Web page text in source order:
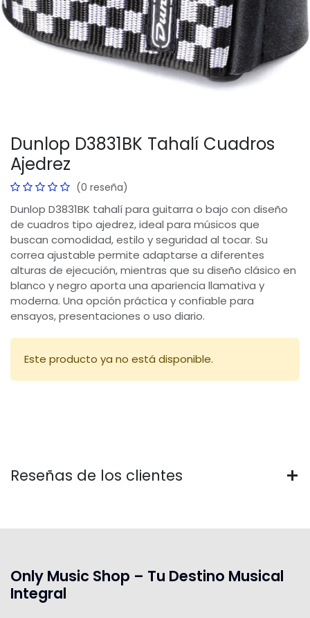
Dunlop D3831BK Tahalí Cuadros
Ajedrez
(0 reseña)
Dunlop D3831BK tahalí para guitarra o bajo con diseño
de cuadros tipo ajedrez, ideal para músicos que
buscan comodidad, estilo y seguridad al tocar. Su
correa ajustable permite adaptarse a diferentes
alturas de ejecución, mientras que su diseño clásico en
blanco y negro aporta una apariencia llamativa y
moderna. Una opción práctica y confiable para
ensayos, presentaciones o uso diario.
Este producto ya no está disponible.
Reseñas de los clientes
Only Music Shop – Tu Destino Musical
Integral